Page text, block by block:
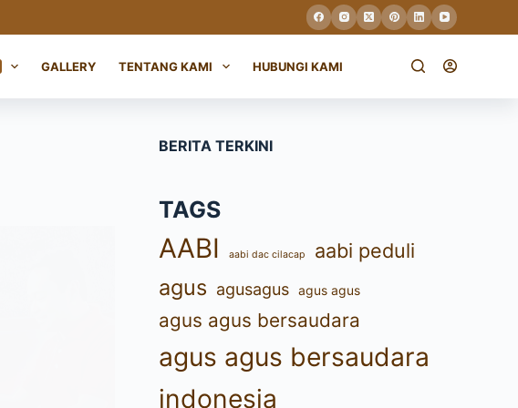
GALLERY TENTANG KAMI HUBUNGI KAMI
BERITA TERKINI
TAGS
AABI aabi dac cilacap aabi peduli
agus agusagus agus agus
agus agus bersaudara
agus agus bersaudara
indonesia